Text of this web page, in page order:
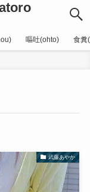
嘔吐(ohto) 食糞
武藤あやか